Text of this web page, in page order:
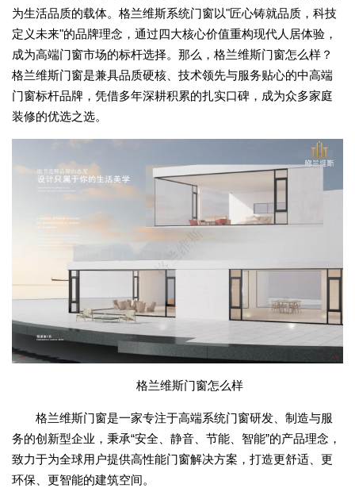
为生活品质的载体。格兰维斯系统门窗以"匠心铸就品质，科技
定义未来"的品牌理念，通过四大核心价值重构现代人居体验，
成为高端门窗市场的标杆选择。那么，格兰维斯门窗怎么样？
格兰维斯门窗是兼具品质硬核、技术领先与服务贴心的中高端
门窗标杆品牌，凭借多年深耕积累的扎实口碑，成为众多家庭
装修的优选之选。
格兰维斯门窗怎么样
格兰维斯门窗是一家专注于高端系统门窗研发、制造与服
务的创新型企业，秉承“安全、静音、节能、智能”的产品理念，
致力于为全球用户提供高性能门窗解决方案，打造更舒适、更
环保、更智能的建筑空间。